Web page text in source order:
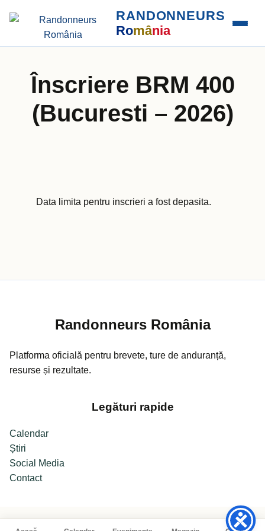
RANDONNEURS
România
Înscriere BRM 400
(Bucuresti – 2026)
Data limita pentru inscrieri a fost depasita.
Randonneurs România
Platforma oficială pentru brevete, ture de anduranță,
resurse și rezultate.
Legături rapide
Calendar
Știri
Social Media
Contact